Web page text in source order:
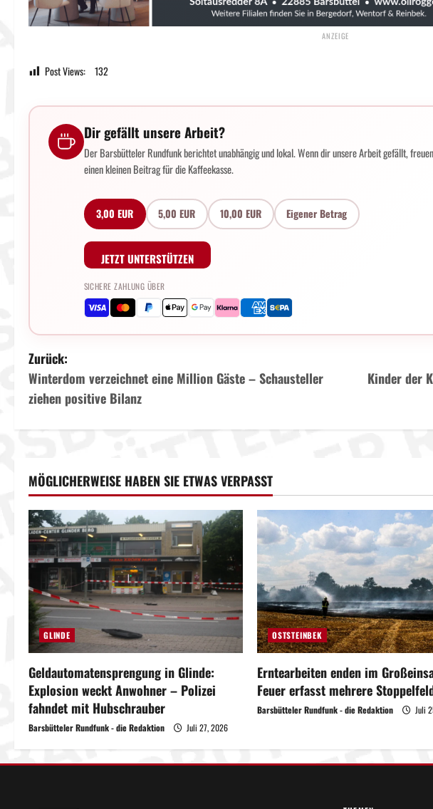
Post Views: 132
Dir gefällt unsere Arbeit?
Der Barsbütteler Rundfunk berichtet unabhängig und lokal. Wenn dir unsere Arbeit gefällt,
einen kleinen Beitrag für die Kaffeekasse.
3,00 EUR 5,00 EUR 10,00 EUR Eigener Betrag
JETZT UNTERSTÜTZEN
SICHERE ZAHLUNG ÜBER
B
e
i
r
a
g
s
n
a
v
i
g
a
Zurück:
Winterdom verzeichnet eine Million Gäste – Schausteller
ziehen positive Bilanz
Kinder der
MÖGLICHERWEISE HABEN SIE ETWAS VERPASST
GLINDE
Geldautomatensprengung in Glinde:
Explosion weckt Anwohner – Polizei
fahndet mit Hubschrauber
Barsbütteler Rundfunk - die Redaktion Juli 27, 2026
OSTSTEINBEK
Erntearbeiten enden im
Feuer erfasst mehrere
Barsbütteler Rundfunk - die Redaktion Juli